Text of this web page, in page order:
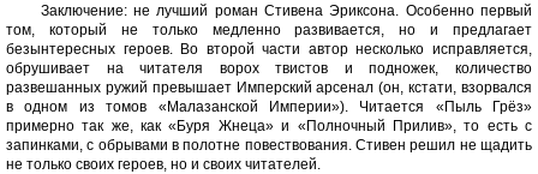
Заключение: не лучший роман Стивена Эриксона. Особенно первый
том, который не только медленно развивается, но и предлагает
безынтересных героев. Во второй части автор несколько исправляется,
обрушивает на читателя ворох твистов и подножек, количество
развешанных ружий превышает Имперский арсенал (он, кстати, взорвался
в одном из томов «Малазанской Империи»). Читается «Пыль Грёз»
примерно так же, как «Буря Жнеца» и «Полночный Прилив», то есть с
запинками, с обрывами в полотне повествования. Стивен решил не щадить
не только своих героев, но и своих читателей.